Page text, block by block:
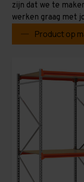
zijn dat we te
werken graag met
Product op